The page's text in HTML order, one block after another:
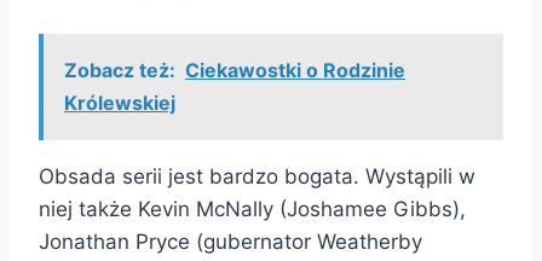
Zobacz też: Ciekawostki o Rodzinie
Królewskiej
Obsada serii jest bardzo bogata. Wystąpili w
niej także Kevin McNally (Joshamee Gibbs),
Jonathan Pryce (gubernator Weatherby